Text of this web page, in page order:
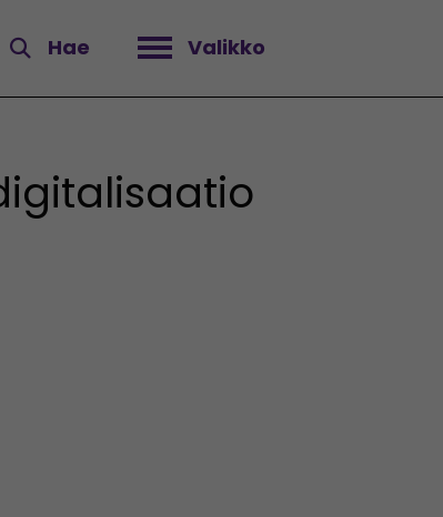
Hae Valikko
Avaa valikko